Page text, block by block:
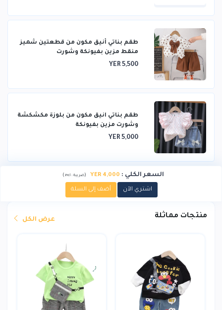
طقم بناتي أنيق مكون من قطعتين شميز
منقط مزين بفيونكة وشورت
YER 5,500
طقم بناتي انيق مكون من بلوزة مكشكشة
وشورت مزين بفيونكة
YER 5,000
السعر الكلي :
4,000 YER
(ضريبة : incl.
)
اشتري الآن أضف إلى السلة
منتجات مماثلة عرض الكل